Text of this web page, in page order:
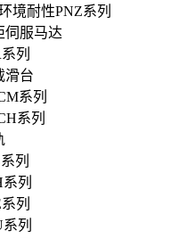
境耐性PNZ系列
伺服马达
列
滑台
系列
系列
列
列
列
列